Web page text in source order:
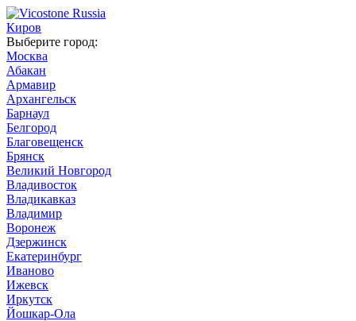
Киров
Выберите город:
Москва
Абакан
Армавир
Архангельск
Барнаул
Белгород
Благовещенск
Брянск
Великий Новгород
Владивосток
Владикавказ
Владимир
Воронеж
Дзержинск
Екатеринбург
Иваново
Ижевск
Иркутск
Йошкар-Ола